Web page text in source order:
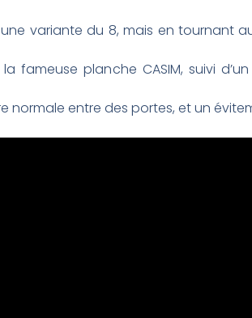
variante du 8, mais en tournant
fameuse planche CASIM, suivi
normale entre des portes, et un